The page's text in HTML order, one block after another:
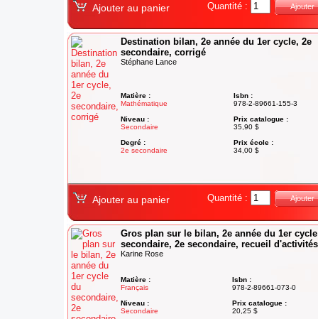
Ajouter au panier Quantité : Ajouter
Destination bilan, 2e année du 1er cycle, 2e
secondaire, corrigé
Stéphane Lance
Matière :
Mathématique
Niveau :
Secondaire
Degré :
2e secondaire
Isbn :
978-2-89661-155-3
Prix catalogue :
35,90 $
Prix école :
34,00 $
Ajouter au panier Quantité : Ajouter
Gros plan sur le bilan, 2e année du 1er
secondaire, 2e secondaire, recueil d'activités
Karine Rose
Matière :
Français
Niveau :
Secondaire
Isbn :
978-2-89661-073-0
Prix catalogue :
20,25 $